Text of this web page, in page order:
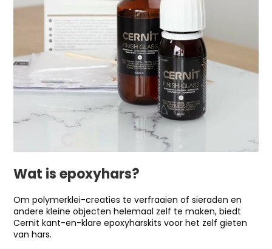
Wat is epoxyhars?
Om polymerklei-creaties te verfraaien of sieraden en
andere kleine objecten helemaal zelf te maken, biedt
Cernit kant-en-klare epoxyharskits voor het zelf gieten
van hars.